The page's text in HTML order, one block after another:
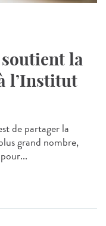
la
l’Institut
de partager la
grand nombre,